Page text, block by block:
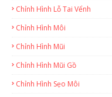
Chỉnh Hình Lỗ Tai Vểnh
Chỉnh Hình Môi
Chỉnh Hình Mũi
Chỉnh Hình Mũi Gồ
Chỉnh Hình Sẹo Môi